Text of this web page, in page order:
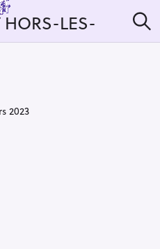
HORS-LES-
e
2023